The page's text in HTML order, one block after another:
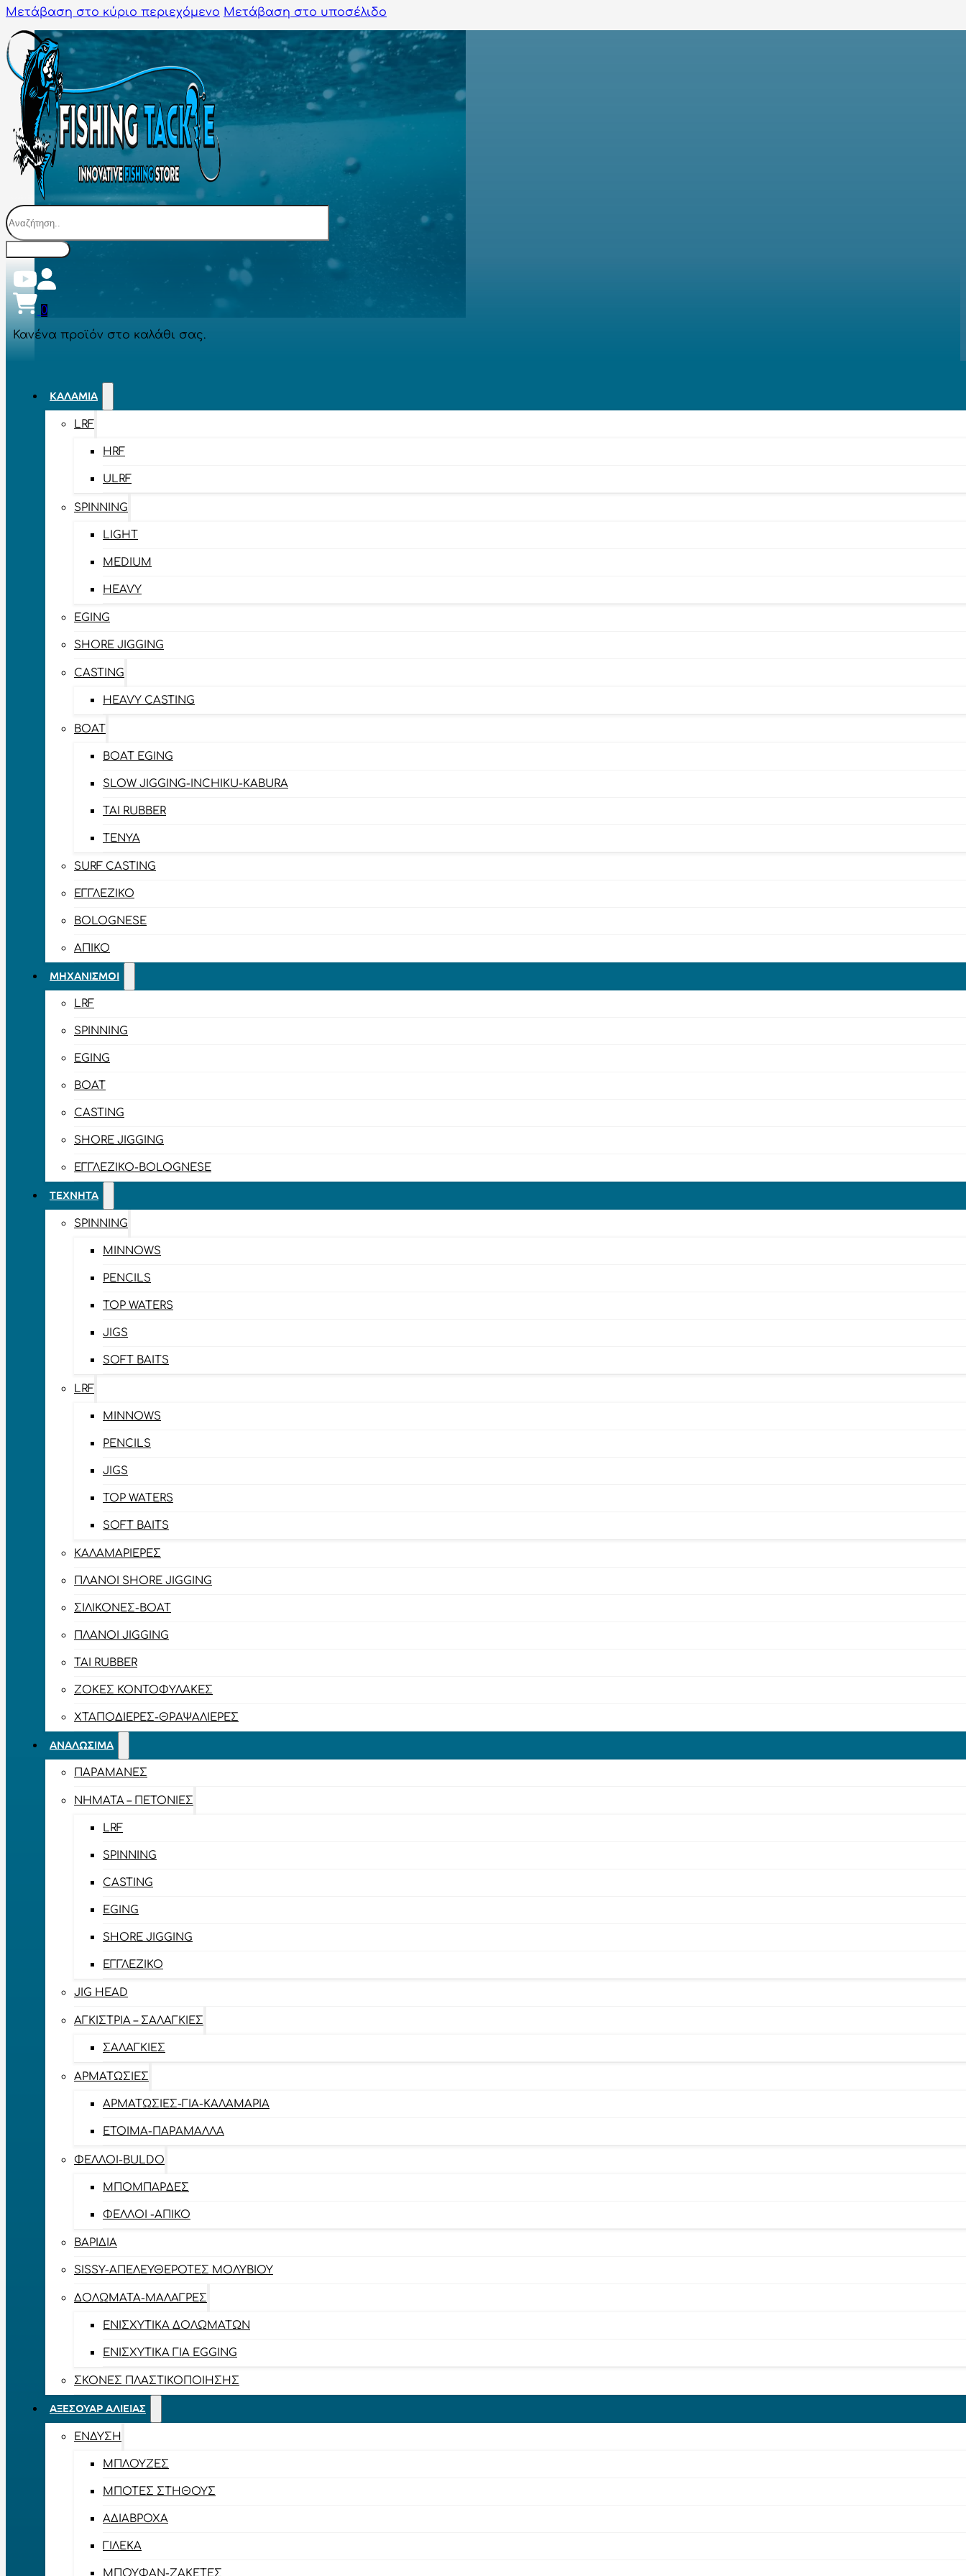
Μετάβαση στο κύριο περιεχόμενο Μετάβαση στο υποσέλιδο
Αναζήτηση
0
Κανένα προϊόν στο καλάθι σας.
ΚΑΛΆΜΙΑ
LRF
HRF
ULRF
SPINNING
LIGHT
MEDIUM
HEAVY
EGING
SHORE JIGGING
CASTING
HEAVY CASTING
BOAT
BOAT EGING
SLOW JIGGING-INCHIKU-KABURA
TAI RUBBER
TENYA
SURF CASTING
ΕΓΓΛΈΖΙΚΟ
BOLOGNESE
ΑΠΊΚΟ
ΜΗΧΑΝΙΣΜΟΊ
LRF
SPINNING
EGING
BOAT
CASTING
SHORE JIGGING
ΕΓΓΛΈΖΙΚΟ-BOLOGNESE
ΤΕΧΝΗΤΆ
SPINNING
MINNOWS
PENCILS
TOP WATERS
JIGS
SOFT BAITS
LRF
MINNOWS
PENCILS
JIGS
TOP WATERS
SOFT BAITS
ΚΑΛΑΜΑΡΙΈΡΕΣ
ΠΛΆΝΟΙ SHORE JIGGING
ΣΙΛΙΚΌΝΕΣ-BOAT
ΠΛΆΝΟΙ JIGGING
TAI RUBBER
ΖΌΚΕΣ ΚΟΝΤΟΦΎΛΑΚΕΣ
ΧΤΑΠΟΔΙΈΡΕΣ-ΘΡΑΨΑΛΙΈΡΕΣ
ΑΝΑΛΏΣΙΜΑ
ΠΑΡΑΜΆΝΕΣ
ΝΉΜΑΤΑ – ΠΕΤΟΝΙΈΣ
LRF
SPINNING
CASTING
EGING
SHORE JIGGING
ΕΓΓΛΈΖΙΚΟ
JIG HEAD
ΑΓΚΊΣΤΡΙΑ – ΣΑΛΑΓΚΙΈΣ
ΣΑΛΑΓΚΙΈΣ
ΑΡΜΑΤΩΣΙΈΣ
ΑΡΜΑΤΩΣΙΈΣ-ΓΙΑ-ΚΑΛΑΜΆΡΙΑ
ΈΤΟΙΜΑ-ΠΑΡΆΜΑΛΛΑ
ΦΕΛΛΟΊ-BULDO
ΜΠΟΜΠΆΡΔΕΣ
ΦΕΛΛΟΊ -ΑΠΊΚΟ
ΒΑΡΊΔΙΑ
SISSY-ΑΠΕΛΕΥΘΕΡΟΤΈΣ ΜΟΛΥΒΙΟΎ
ΔΟΛΏΜΑΤΑ-ΜΑΛΆΓΡΕΣ
ΕΝΙΣΧΥΤΙΚΆ ΔΟΛΩΜΆΤΩΝ
ΕΝΙΣΧΥΤΙΚΆ ΓΙΑ EGGING
ΣΚΌΝΕΣ ΠΛΑΣΤΙΚΟΠΟΊΗΣΗΣ
ΑΞΕΣΟΥΆΡ ΑΛΙΕΊΑΣ
ΈΝΔΥΣΗ
ΜΠΛΟΎΖΕΣ
ΜΠΌΤΕΣ ΣΤΉΘΟΥΣ
ΑΔΙΆΒΡΟΧΑ
ΓΙΛΈΚΑ
ΜΠΟΥΦΆΝ-ΖΑΚΈΤΕΣ